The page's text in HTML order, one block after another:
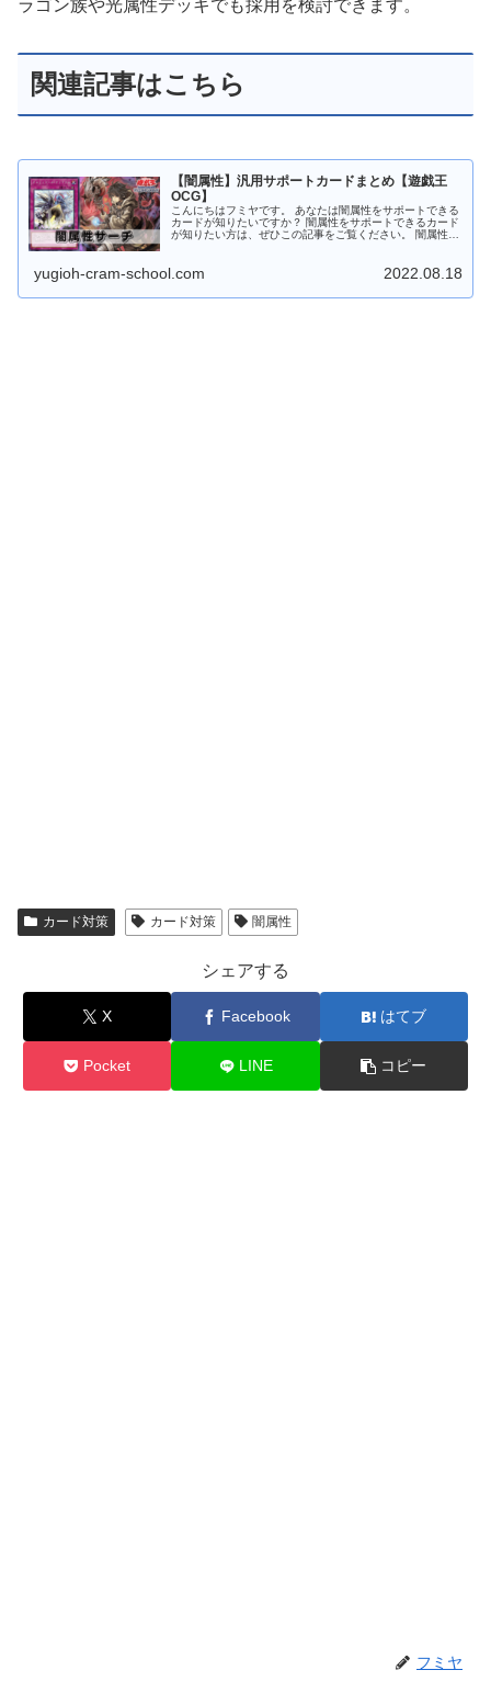
ラゴン族や光属性デッキでも採用を検討できます。
関連記事はこちら
【闇属性】汎用サポートカードまとめ【遊戯王
OCG】
こんにちはフミヤです。 あなたは闇属性をサポートできる
カードが知りたいですか？ 闇属性をサポートできるカード
が知りたい方は、ぜひこの記事をご覧ください。 闇属性モ
yugioh-cram-school.com 2022.08.18
カード対策 カード対策 闇属性
シェアする
X Facebook はてブ
Pocket LINE コピー
フミヤ